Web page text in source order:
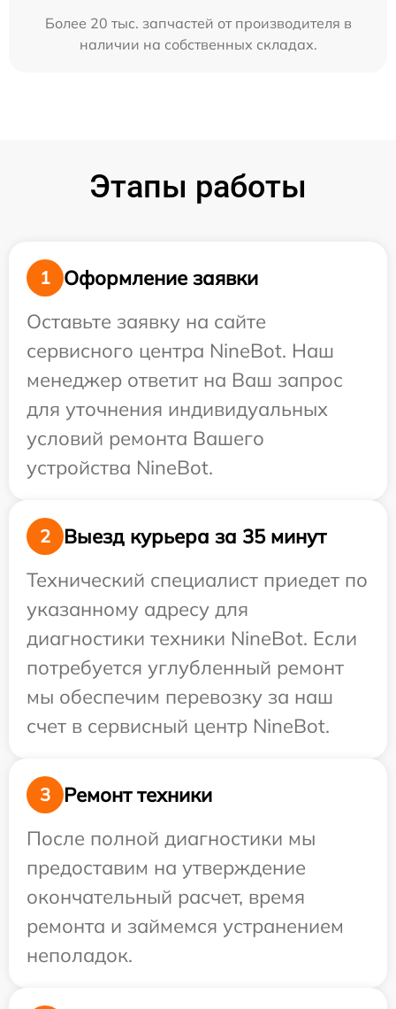
Более 20 тыс. запчастей от производителя в
наличии на собственных складах.
Этапы работы
1
Оформление заявки
Оставьте заявку на сайте
сервисного центра NineBot. Наш
менеджер ответит на Ваш запрос
для уточнения индивидуальных
условий ремонта Вашего
устройства NineBot.
2
Выезд курьера за 35 минут
Технический специалист приедет по
указанному адресу для
диагностики техники NineBot. Если
потребуется углубленный ремонт
мы обеспечим перевозку за наш
счет в сервисный центр NineBot.
3
Ремонт техники
После полной диагностики мы
предоставим на утверждение
окончательный расчет, время
ремонта и займемся устранением
неполадок.